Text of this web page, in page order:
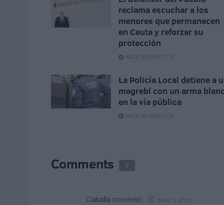
reclama escuchar a los
menores que permanecen
en Ceuta y reforzar su
protección
HACE 23 MINUTOS
La Policía Local detiene a
magrebí con un arma
en la vía pública
HACE 42 MINUTOS
Comments 7
Caballa comentó: hace 5 años